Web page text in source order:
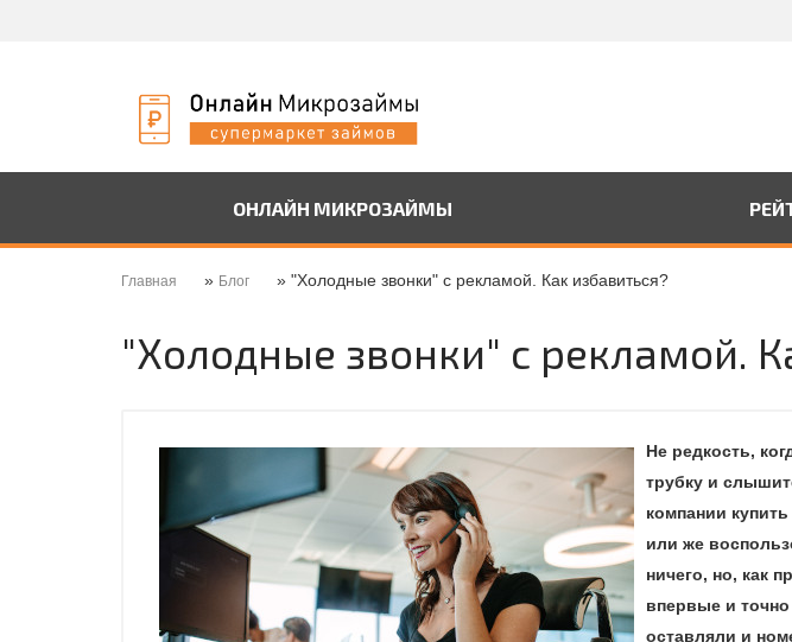
ОНЛАЙН МИКРОЗАЙМЫ
Главная » Блог » "Холодные звонки" с рекламой. Как избавиться?
"Холодные звонки" с рекламой.
Не редкость,
трубку и
компании
или же
ничего, но, как
впервые и точно
оставляли и